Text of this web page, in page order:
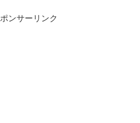
ンサーリンク